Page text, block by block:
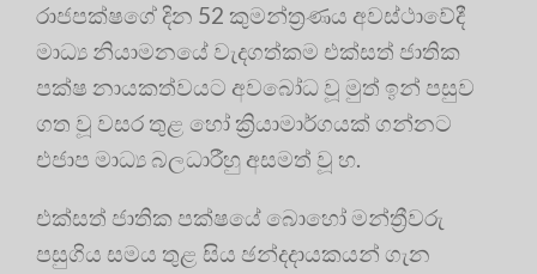
රාජපක්ෂගේ දින 52 කුමන්ත්‍රණය අවස්ථාවේදී
මාධ්‍ය නියාමනයේ වැදගත්කම එක්සත් ජාතික
පක්ෂ නායකත්වයට අවබෝධ වූ මුත් ඉන් පසුව
ගත වූ වසර තුළ හෝ ක්‍රියාමාර්ගයක් ගන්නට
එජාප මාධ්‍ය බලධාරීහු අසමත් වූ හ.
එක්සත් ජාතික පක්ෂයේ බොහෝ මන්ත්‍රීවරු
පසුගිය සමය තුළ සිය ඡන්දදායකයන් ගැන